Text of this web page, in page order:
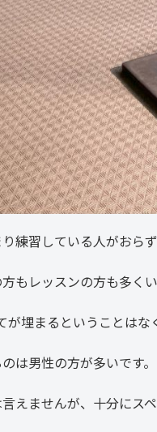
練習している人がおら
もレッスンの方も多く
が埋まるということはな
は男性の方が多いです。
えませんが、十分にス